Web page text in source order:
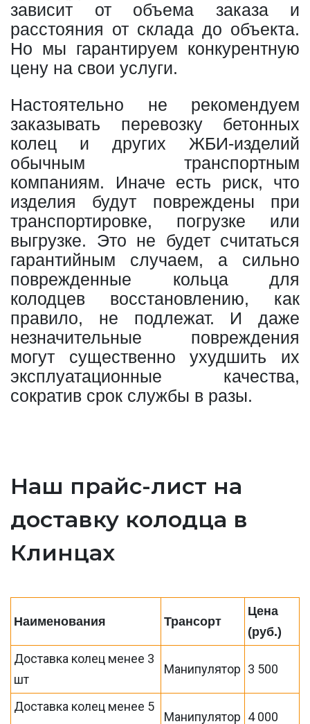
зависит от объема заказа и
расстояния от склада до объекта.
Но мы гарантируем конкурентную
цену на свои услуги.
Настоятельно не рекомендуем
заказывать перевозку бетонных
колец и других ЖБИ-изделий
обычным транспортным
компаниям. Иначе есть риск, что
изделия будут повреждены при
транспортировке, погрузке или
выгрузке. Это не будет считаться
гарантийным случаем, а сильно
поврежденные кольца для
колодцев восстановлению, как
правило, не подлежат. И даже
незначительные повреждения
могут существенно ухудшить их
эксплуатационные качества,
сократив срок службы в разы.
Наш прайс-лист на
доставку колодца в
Клинцах
Наименования Трансорт
Цена
(руб.)
Доставка колец менее 3
шт
Манипулятор 3 500
Доставка колец менее 5
Манипулятор 4 000